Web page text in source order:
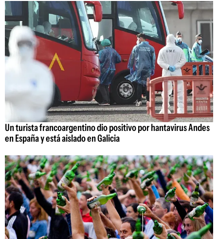
Un turista francoargentino dio positivo por hantavirus Andes
en España y está aislado en Galicia